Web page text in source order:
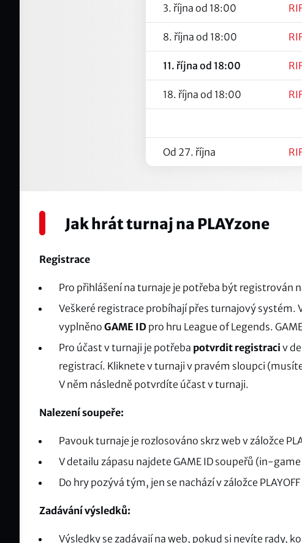
3. října od 18:00
8. října od 18:00
11. října od 18:00
18. října od 18:00
Od 27. října
Jak hrát turnaj na PLAYzone
Registrace
Pro přihlášení na turnaje je potřeba být registrován
Veškeré registrace probíhají přes turnajový
vyplněno GAME ID pro hru League of Legends.
Pro účast v turnaji je potřeba potvrdit registraci v
registrací. Kliknete v turnaji v pravém sloupci
V něm následně potvrdíte účast v turnaji.
Nalezení soupeře:
Pavouk turnaje je rozlosováno skrz web v záložce
V detailu zápasu najdete GAME ID soupeřů (in-
Do hry pozývá tým, jen se nachází v záložce
Zadávání výsledků:
Výsledky se zadávají na web, pokud si nevíte rady,